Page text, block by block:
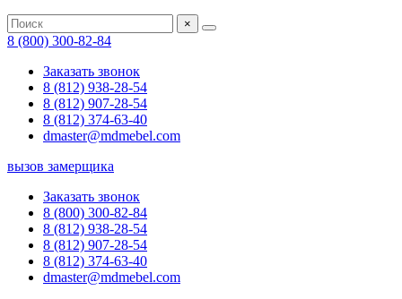
×
8 (800) 300-82-84
Заказать звонок
8 (812) 938-28-54
8 (812) 907-28-54
8 (812) 374-63-40
dmaster@mdmebel.com
вызов замерщика
Заказать звонок
8 (800) 300-82-84
8 (812) 938-28-54
8 (812) 907-28-54
8 (812) 374-63-40
dmaster@mdmebel.com